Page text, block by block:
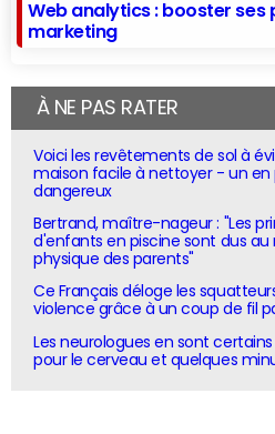
Web analytics : booster ses
marketing
À NE PAS RATER
Voici les revêtements de sol à
maison facile à nettoyer - un
dangereux
Bertrand, maître-nageur : "Les
d'enfants en piscine sont dus
physique des parents"
Ce Français déloge les
violence grâce à un coup de fil
Les neurologues en sont
pour le cerveau et quelques